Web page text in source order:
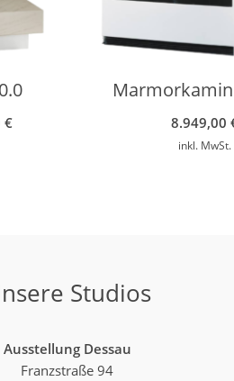
€ 8.949,00
inkl. MwSt.
Studios
Ausstellung Dessau
Franzstraße 94